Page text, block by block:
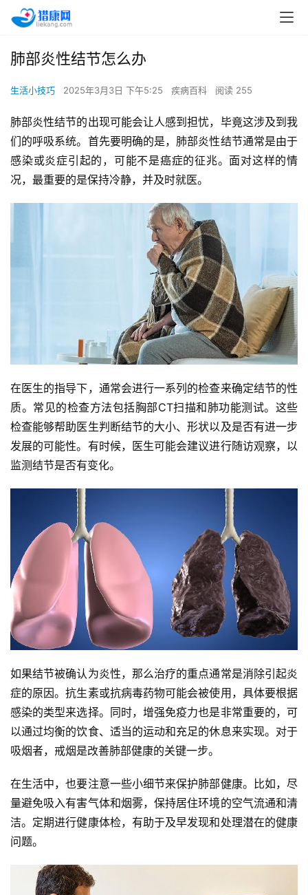
肺部炎性结节怎么办
生活小技巧 2025年3月3日 下午5:25 疾病百科 阅读 255
肺部炎性结节的出现可能会让人感到担忧，毕竟这涉及到我
们的呼吸系统。首先要明确的是，肺部炎性结节通常是由于
感染或炎症引起的，可能不是癌症的征兆。面对这样的情
况，最重要的是保持冷静，并及时就医。
在医生的指导下，通常会进行一系列的检查来确定结节的性
质。常见的检查方法包括胸部CT扫描和肺功能测试。这些
检查能够帮助医生判断结节的大小、形状以及是否有进一步
发展的可能性。有时候，医生可能会建议进行随访观察，以
监测结节是否有变化。
如果结节被确认为炎性，那么治疗的重点通常是消除引起炎
症的原因。抗生素或抗病毒药物可能会被使用，具体要根据
感染的类型来选择。同时，增强免疫力也是非常重要的，可
以通过均衡的饮食、适当的运动和充足的休息来实现。对于
吸烟者，戒烟是改善肺部健康的关键一步。
在生活中，也要注意一些小细节来保护肺部健康。比如，尽
量避免吸入有害气体和烟雾，保持居住环境的空气流通和清
洁。定期进行健康体检，有助于及早发现和处理潜在的健康
问题。